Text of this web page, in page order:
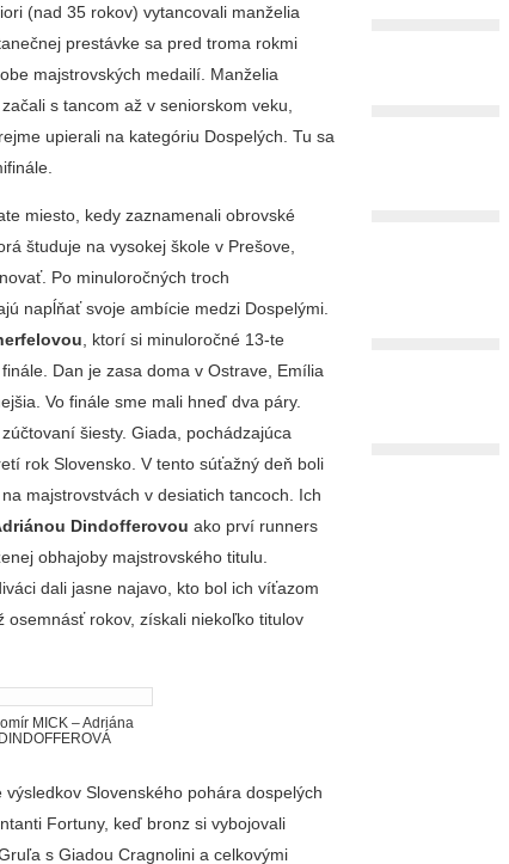
(nad 35 rokov) vytancovali manželia
prestávke sa pred troma rokmi
majstrovských medailí. Manželia
s tancom až v seniorskom veku,
upierali na kategóriu Dospelých. Tu sa
miesto, kedy zaznamenali obrovské
študuje na vysokej škole v Prešove,
Po minuloročných troch
napĺňať svoje ambície medzi Dospelými.
, ktorí si minuloročné 13-te
Dan je zasa doma v Ostrave, Emília
Vo finále sme mali hneď dva páry.
šiesty. Giada, pochádzajúca
rok Slovensko. V tento súťažný deň boli
majstrovstvách v desiatich tancoch. Ich
Dindofferovou ako prví runners
obhajoby majstrovského titulu.
dali jasne najavo, kto bol ich víťazom
osemnásť rokov, získali niekoľko titulov
MICK – Adriána
DINDOFFEROVÁ
Slovenského pohára dospelých
Fortuny, keď bronz si vybojovali
s Giadou Cragnolini a celkovými